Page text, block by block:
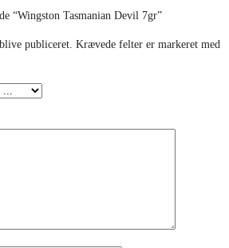
“Wingston Tasmanian Devil 7gr”
publiceret. Krævede felter er markeret med